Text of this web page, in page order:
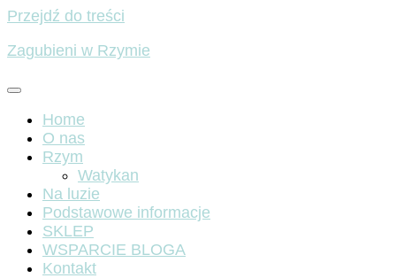
Przejdź do treści
Zagubieni w Rzymie
Home
O nas
Rzym
Watykan
Na luzie
Podstawowe informacje
SKLEP
WSPARCIE BLOGA
Kontakt